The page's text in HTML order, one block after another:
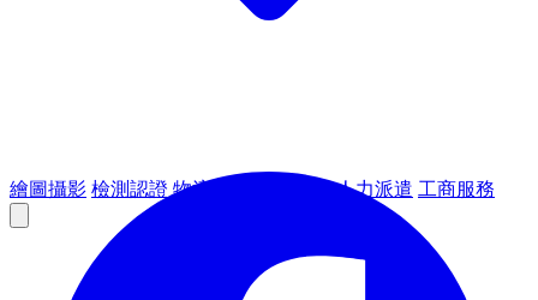
繪圖攝影 檢測認證 物流倉儲 人力派遣 工商服務